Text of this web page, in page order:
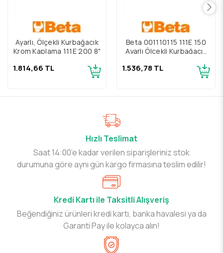
Ayarlı, Ölçekli Kurbağacık
Krom Kaplama 111E 200 8"
1.814,66 TL
Beta 001110115 111E 150
Ayarlı Ölçekli Kurbağacık
1.536,78 TL
Hızlı Teslimat
Saat 14:00’e kadar verilen siparişleriniz stok
durumuna göre aynı gün kargo firmasına teslim edilir!
Kredi Kartı ile Taksitli Alışveriş
Beğendiğiniz ürünleri kredi kartı, banka havalesi ya da
Garanti Pay ile kolayca alın!